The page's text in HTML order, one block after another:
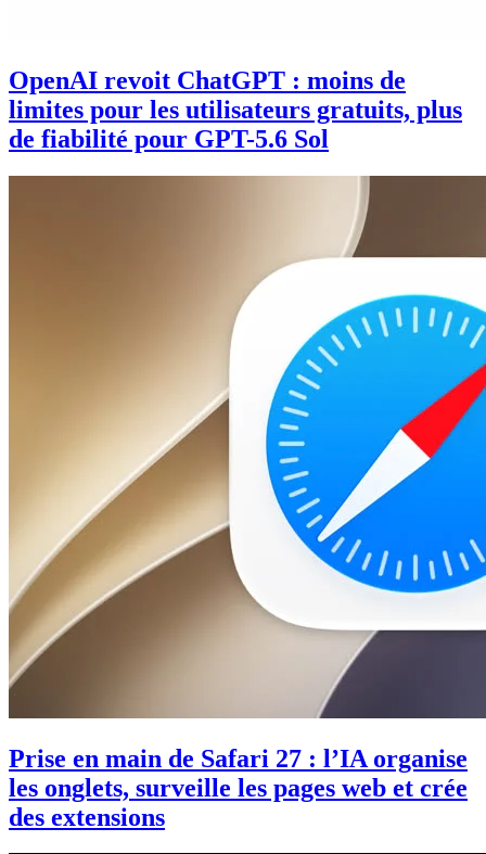
OpenAI revoit ChatGPT : moins de
limites pour les utilisateurs gratuits, plus
de fiabilité pour GPT-5.6 Sol
Prise en main de Safari 27 : l’IA organise
les onglets, surveille les pages web et crée
des extensions